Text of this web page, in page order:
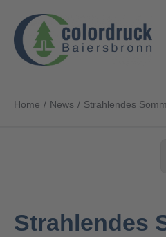
Inhalt
springen
Produkte
Home News Strahlendes
Strahlendes